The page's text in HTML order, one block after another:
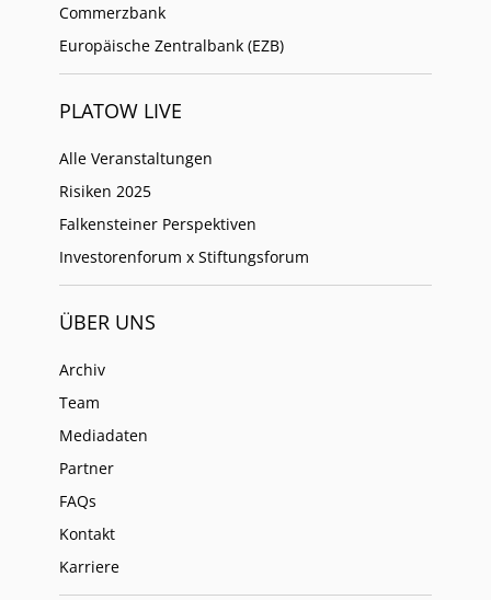
Commerzbank
Europäische Zentralbank (EZB)
PLATOW LIVE
Alle Veranstaltungen
Risiken 2025
Falkensteiner Perspektiven
Investorenforum x Stiftungsforum
ÜBER UNS
Archiv
Team
Mediadaten
Partner
FAQs
Kontakt
Karriere